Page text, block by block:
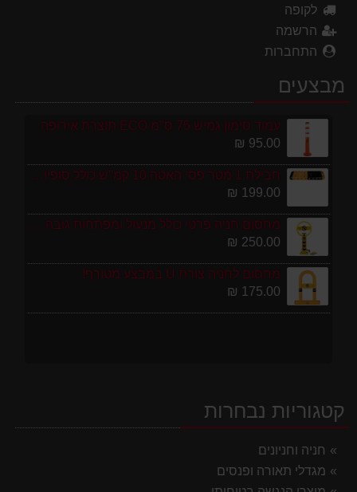
לקופה
הרשמה
התחברות
מבצעים
עמוד סימון גמיש 75 ס''מ ECO תוצרת אירופה
95.00 ₪
חבילת 1 מטר פסי האטה 10 קמ''ש כולל סופיות מפלסטיק
199.00 ₪
מחסום חניה פרטי כולל מנעול ומפתחות גובה 70 ס"מ
250.00 ₪
מחסום לחניה צורת U במבצע מטורף!
175.00 ₪
קטגוריות נבחרות
חניה וחניונים
מגדלי תאורה ופנסים